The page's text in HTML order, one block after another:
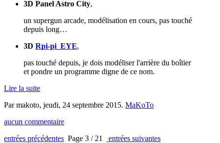
3D Panel Astro City,
un supergun arcade, modélisation en cours, pas touché
depuis long…
3D Rpi-pi_EYE,
pas touché depuis, je dois modéliser l'arrière du boîtier
et pondre un programme digne de ce nom.
Lire la suite
Par makoto, jeudi, 24 septembre 2015. MaKoTo
aucun commentaire
entrées précédentes Page 3 / 21 entrées suivantes